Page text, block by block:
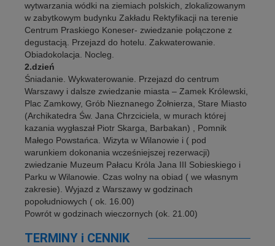
wytwarzania wódki na ziemiach polskich, zlokalizowanym
w zabytkowym budynku Zakładu Rektyfikacji na terenie
Centrum Praskiego Koneser- zwiedzanie połączone z
degustacją. Przejazd do hotelu. Zakwaterowanie.
Obiadokolacja. Nocleg.
2.dzień
Śniadanie. Wykwaterowanie. Przejazd do centrum
Warszawy i dalsze zwiedzanie miasta – Zamek Królewski,
Plac Zamkowy, Grób Nieznanego Żołnierza, Stare Miasto
(Archikatedra Św. Jana Chrzciciela, w murach której
kazania wygłaszał Piotr Skarga, Barbakan) , Pomnik
Małego Powstańca. Wizyta w Wilanowie i ( pod
warunkiem dokonania wcześniejszej rezerwacji)
zwiedzanie Muzeum Pałacu Króla Jana III Sobieskiego i
Parku w Wilanowie. Czas wolny na obiad ( we własnym
zakresie). Wyjazd z Warszawy w godzinach
popołudniowych ( ok. 16.00)
Powrót w godzinach wieczornych (ok. 21.00)
TERMINY i CENNIK